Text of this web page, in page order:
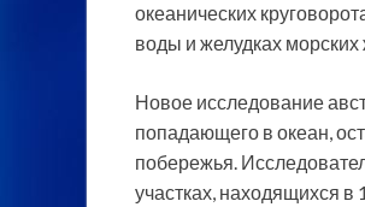
океанических
воды и желудках
Новое исследование
попадающего в океан,
побережья.
участках, находящихся в